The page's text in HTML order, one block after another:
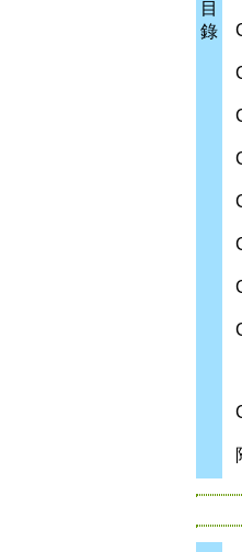
目
錄